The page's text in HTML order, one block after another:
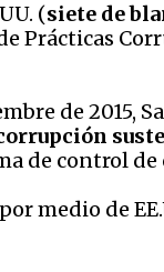
(siete de
Prácticas
de 2015,
de control de
medio de